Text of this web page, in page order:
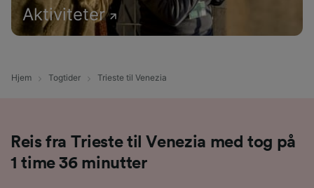
Aktiviteter
Hjem Togtider Trieste til Venezia
Reis fra Trieste til Venezia med tog på
1 time 36 minutter